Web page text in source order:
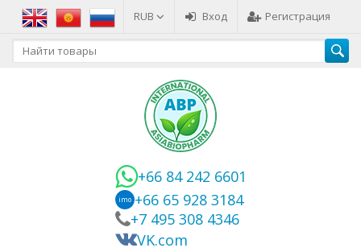
RUB Вход Регистрация
+66 84 242 6601
imo +66 65 928 3184
+7 495 308 4346
VK.com